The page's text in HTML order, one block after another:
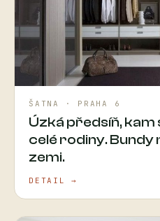
ŠATNA · PRAHA 6
Úzká předsíň, kam
celé rodiny. Bundy
zemi.
DETAIL →